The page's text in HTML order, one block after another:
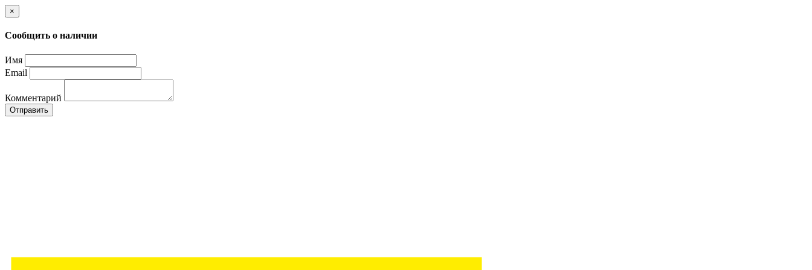
×
Сообщить о наличии
Имя
Email
Комментарий
Отправить